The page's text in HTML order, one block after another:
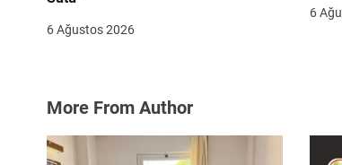
6 Ağustos 2026
6
More From Author